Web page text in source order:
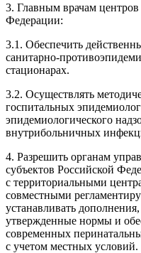
3. Главным врачам центров
Федерации:
3.1. Обеспечить
санитарно-
стационарах.
3.2. Осуществлять
госпитальных
эпидемиологического
внутрибольничных
4. Разрешить органам
субъектов Российской
с территориальными
совместными
устанавливать
утвержденные нормы и
современных
с учетом местных условий.